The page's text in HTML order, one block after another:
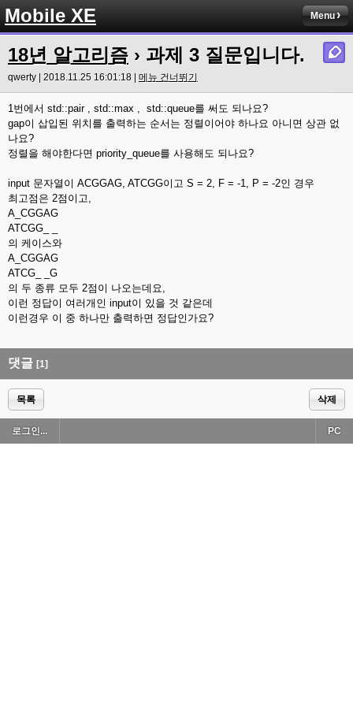
Mobile XE Menu
18년 알고리즘 › 과제 3 질문입니다.
qwerty | 2018.11.25 16:01:18 | 메뉴 건너뛰기
1번에서 std::pair , std::max , std::queue를 써도 되나요?
gap이 삽입된 위치를 출력하는 순서는 정렬이어야 하나요 아니면 상관 없
나요?
정렬을 해야한다면 priority_queue를 사용해도 되나요?
input 문자열이 ACGGAG, ATCGG이고 S = 2, F = -1, P = -2인 경우
최고점은 2점이고,
A_CGGAG
ATCGG_ _
의 케이스와
A_CGGAG
ATCG_ _G
의 두 종류 모두 2점이 나오는데요,
이런 정답이 여러개인 input이 있을 것 같은데
이런경우 이 중 하나만 출력하면 정답인가요?
댓글 [1]
목록 삭제
로그인... PC